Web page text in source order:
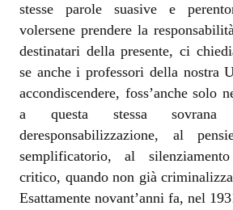
stesse parole suasive e
volersene prendere la
destinatari della presente, ci
se anche i professori della nostra
accondiscendere, foss’anche solo
a questa stessa sovrana
deresponsabilizzazione, al
semplificatorio, al
critico, quando non già
Esattamente novant’anni fa, nel